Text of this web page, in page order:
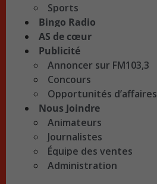
Sports
Bingo Radio
AS de cœur
Publicité
Annoncer sur FM103,3
Concours
Opportunités d’affaires
Nous Joindre
Animateurs
Journalistes
Équipe des ventes
Administration